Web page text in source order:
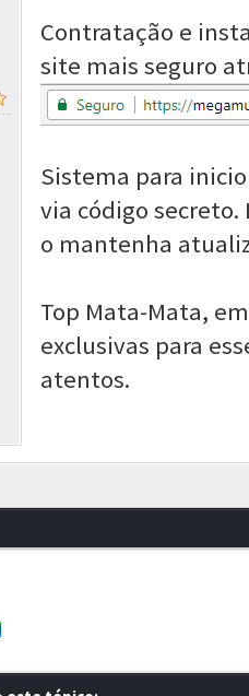
Contratação e
site mais seguro
Sistema para
via código
o mantenha
Top Mata-Mata,
exclusivas para
atentos.